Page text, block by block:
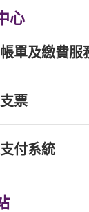
心
單及繳費服
票
付系統